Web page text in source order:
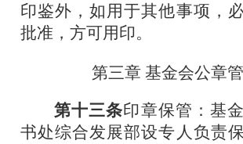
印鉴外，如用于其他事项，
批准，方可用印。
第三章 基金会公章
第十三条印章保管：基
书处综合发展部设专人负责